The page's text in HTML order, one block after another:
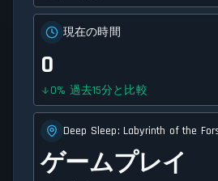
現在の時間
0
0% 過去15分と比較
Deep Sleep: Labyrinth of the
ゲームプレイ